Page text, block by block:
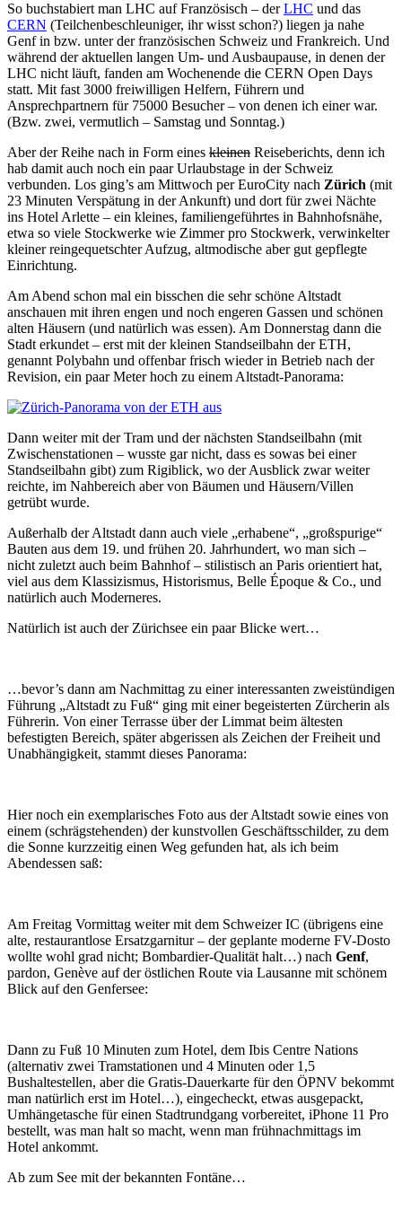
So buchstabiert man LHC auf Französisch – derLHC und das
CERN (Teilchenbeschleuniger, ihr wisst schon?) liegen ja nahe
Genf in bzw. unter der französischen Schweiz und Frankreich. Und
während der aktuellen langen Um- und Ausbaupause, in denen der
LHC nicht läuft, fanden am Wochenende die CERN Open Days
statt. Mit fast 3000 freiwilligen Helfern, Führern und
Ansprechpartnern für 75000 Besucher – von denen ich einer war.
(Bzw. zwei, vermutlich – Samstag und Sonntag.)
Aber der Reihe nach in Form eines kleinen Reiseberichts, denn ich
hab damit auch noch ein paar Urlaubstage in der Schweiz
verbunden. Los ging’s am Mittwoch per EuroCity nach Zürich (mit
23 Minuten Verspätung in der Ankunft) und dort für zwei Nächte
ins Hotel Arlette – ein kleines, familiengeführtes in Bahnhofsnähe,
etwa so viele Stockwerke wie Zimmer pro Stockwerk, verwinkelter
kleiner reingequetschter Aufzug, altmodische aber gut gepflegte
Einrichtung.
Am Abend schon mal ein bisschen die sehr schöne Altstadt
anschauen mit ihren engen und noch engeren Gassen und schönen
alten Häusern (und natürlich was essen). Am Donnerstag dann die
Stadt erkundet – erst mit der kleinen Standseilbahn der ETH,
genannt Polybahn und offenbar frisch wieder in Betrieb nach der
Revision, ein paar Meter hoch zu einem Altstadt-Panorama:
Dann weiter mit der Tram und der nächsten Standseilbahn (mit
Zwischenstationen – wusste gar nicht, dass es sowas bei einer
Standseilbahn gibt) zum Rigiblick, wo der Ausblick zwar weiter
reichte, im Nahbereich aber von Bäumen und Häusern/Villen
getrübt wurde.
Außerhalb der Altstadt dann auch viele „erhabene“, „großspurige“
Bauten aus dem 19. und frühen 20. Jahrhundert, wo man sich –
nicht zuletzt auch beim Bahnhof – stilistisch an Paris orientiert hat,
viel aus dem Klassizismus, Historismus, Belle Époque & Co., und
natürlich auch Moderneres.
Natürlich ist auch der Zürichsee ein paar Blicke wert…
…bevor’s dann am Nachmittag zu einer interessanten zweistündigen
Führung „Altstadt zu Fuß“ ging mit einer begeisterten Zürcherin als
Führerin. Von einer Terrasse über der Limmat beim ältesten
befestigten Bereich, später abgerissen als Zeichen der Freiheit und
Unabhängigkeit, stammt dieses Panorama:
Hier noch ein exemplarisches Foto aus der Altstadt sowie eines von
einem (schrägstehenden) der kunstvollen Geschäftsschilder, zu dem
die Sonne kurzzeitig einen Weg gefunden hat, als ich beim
Abendessen saß:
Am Freitag Vormittag weiter mit dem Schweizer IC (übrigens eine
alte, restaurantlose Ersatzgarnitur – der geplante moderne FV-Dosto
wollte wohl grad nicht; Bombardier-Qualität halt…) nach Genf,
pardon, Genève auf der östlichen Route via Lausanne mit schönem
Blick auf den Genfersee:
Dann zu Fuß 10 Minuten zum Hotel, dem Ibis Centre Nations
(alternativ zwei Tramstationen und 4 Minuten oder 1,5
Bushaltestellen, aber die Gratis-Dauerkarte für den ÖPNV bekommt
man natürlich erst im Hotel…), eingecheckt, etwas ausgepackt,
Umhängetasche für einen Stadtrundgang vorbereitet, iPhone 11 Pro
bestellt, was man halt so macht, wenn man frühnachmittags im
Hotel ankommt.
Ab zum See mit der bekannten Fontäne…